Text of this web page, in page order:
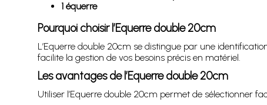
1 équerre
Pourquoi choisir l’Equerre double 20cm
L’Equerre double 20cm se distingue par une
facilite la gestion de vos besoins précis en matériel.
Les avantages de l’Equerre double 20cm
Utiliser l’Equerre double 20cm permet de sélectionner